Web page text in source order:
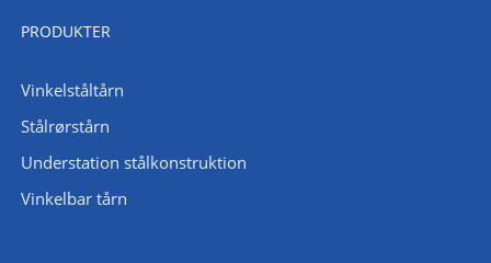
PRODUKTER
Vinkelståltårn
Stålrørstårn
Understation stålkonstruktion
Vinkelbar tårn